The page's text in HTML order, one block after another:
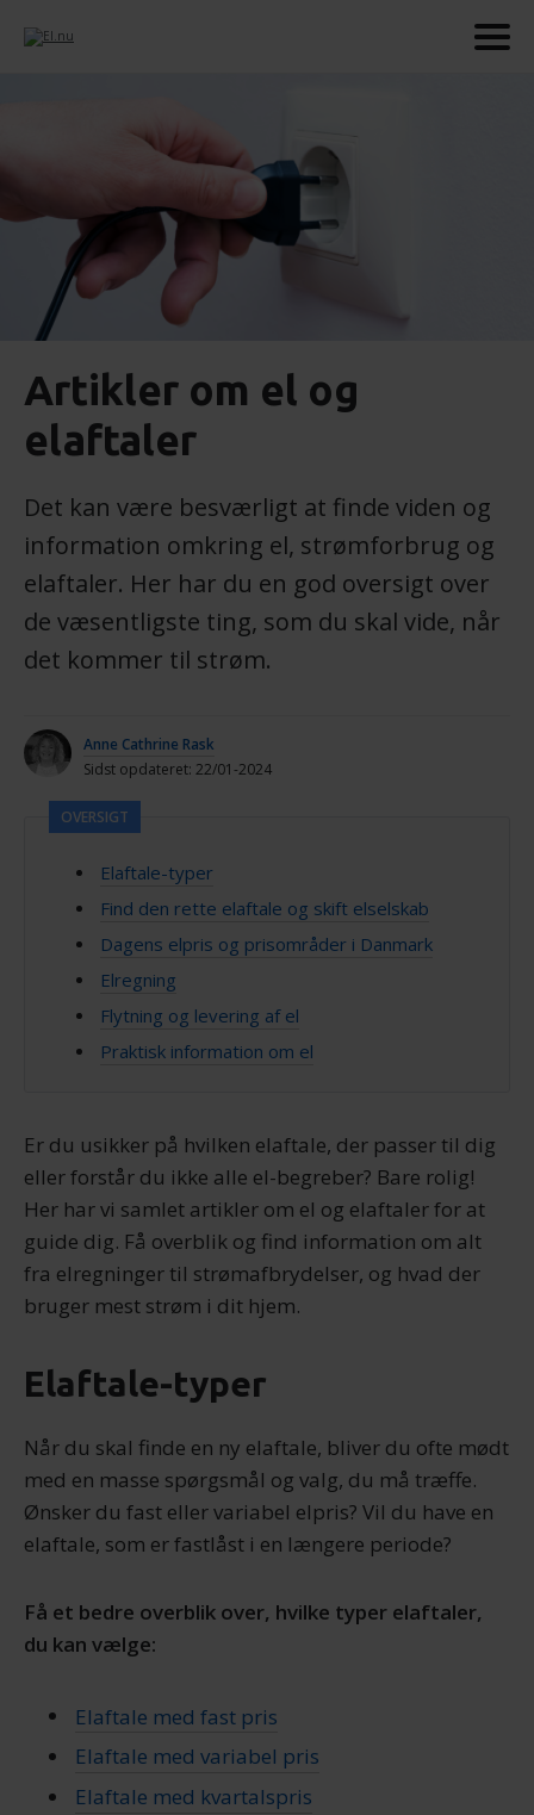
Artikler om el og
elaftaler
Det kan være besværligt at finde viden og
information omkring el, strømforbrug og
elaftaler. Her har du en god oversigt over
de væsentligste ting, som du skal vide, når
det kommer til strøm.
Anne Cathrine Rask
Sidst opdateret: 22/01-2024
OVERSIGT
Elaftale-typer
Find den rette elaftale og skift elselskab
Dagens elpris og prisområder i Danmark
Elregning
Flytning og levering af el
Praktisk information om el
Er du usikker på hvilken elaftale, der passer til dig
eller forstår du ikke alle el-begreber? Bare rolig!
Her har vi samlet artikler om el og elaftaler for at
guide dig. Få overblik og find information om alt
fra elregninger til strømafbrydelser, og hvad der
bruger mest strøm i dit hjem.
Elaftale-typer
Når du skal finde en ny elaftale, bliver du ofte mødt
med en masse spørgsmål og valg, du må træffe.
Ønsker du fast eller variabel elpris? Vil du have en
elaftale, som er fastlåst i en længere periode?
Få et bedre overblik over, hvilke typer elaftaler,
du kan vælge:
Elaftale med fast pris
Elaftale med variabel pris
Elaftale med kvartalspris